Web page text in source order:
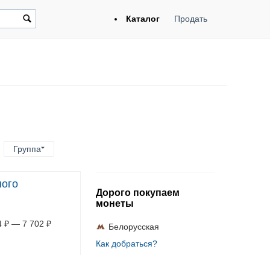
Каталог Продать
Группа
₽ — 7 702 ₽
Дорого покупаем
монеты
Белорусская
Как добраться?